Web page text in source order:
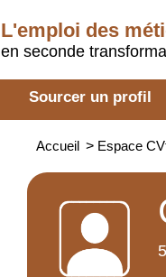
L'emploi des
en seconde
Sourcer un profil
Accueil > Espace